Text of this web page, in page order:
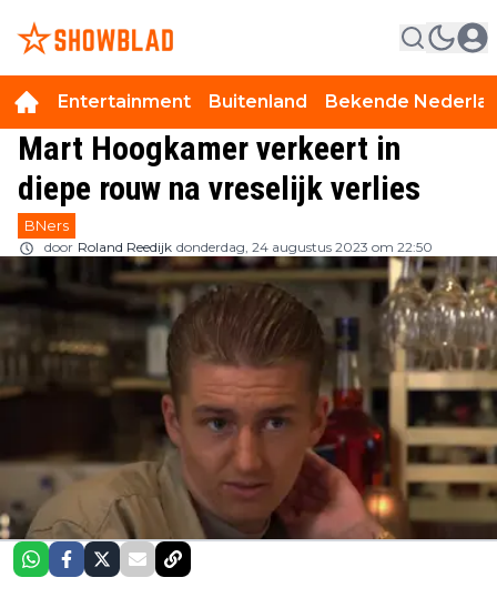
Entertainment Buitenland Bekende
Mart Hoogkamer verkeert in
diepe rouw na vreselijk verlies
BNers
door Roland Reedijk donderdag, 24 augustus 2023 om 22:50